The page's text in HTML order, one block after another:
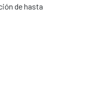
de hasta